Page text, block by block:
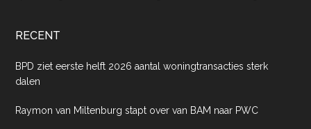
RECENT
BPD ziet eerste helft 2026 aantal woningtransacties sterk
dalen
Raymon van Miltenburg stapt over van BAM naar PWC